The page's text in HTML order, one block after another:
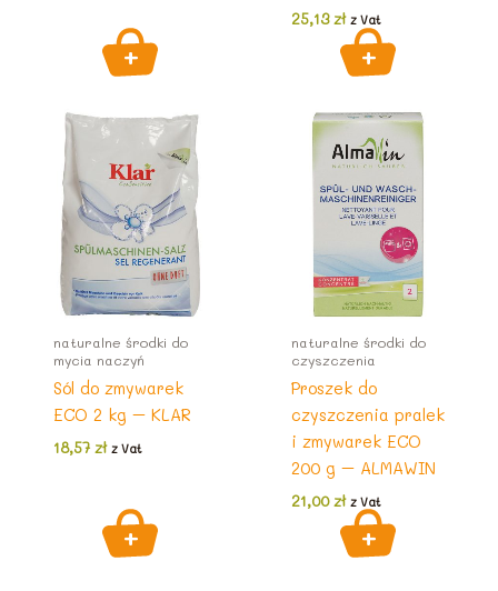
25,13zł z Vat
naturalne środki do
mycia naczyń
Sól do zmywarek
ECO 2 kg – KLAR
18,57zł z Vat
naturalne środki do
czyszczenia
Proszek do
czyszczenia pralek
i zmywarek ECO
200 g – ALMAWIN
21,00zł z Vat